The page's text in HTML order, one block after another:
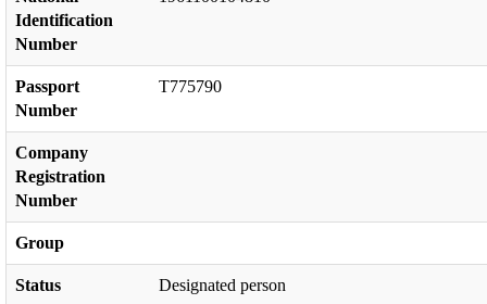
Identification
Number
Passport
Number
T775790
Company
Registration
Number
Group
Status Designated person